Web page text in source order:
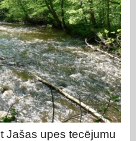
Jašas upes tecējumu